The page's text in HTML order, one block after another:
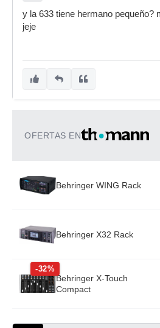
y la 633 tiene hermano pequeño?
jeje
OFERTAS EN
Behringer WING Rack
Behringer X32 Rack
-32%
Behringer X-Touch
Compact